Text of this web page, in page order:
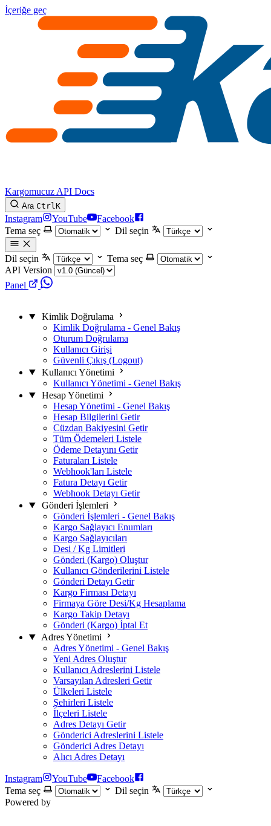
İçeriğe geç
Kargomucuz API Docs
Ara CtrlK
Instagram YouTube
Facebook
Tema seç
Dil seçin
Dil seçin
Tema seç
API Version
Panel
Kimlik Doğrulama
Kimlik Doğrulama - Genel Bakış
Oturum Doğrulama
Kullanıcı Girişi
Güvenli Çıkış (Logout)
Kullanıcı Yönetimi
Kullanıcı Yönetimi - Genel Bakış
Hesap Yönetimi
Hesap Yönetimi - Genel Bakış
Hesap Bilgilerini Getir
Cüzdan Bakiyesini Getir
Tüm Ödemeleri Listele
Ödeme Detayını Getir
Faturaları Listele
Webhook'ları Listele
Fatura Detayı Getir
Webhook Detayı Getir
Gönderi İşlemleri
Gönderi İşlemleri - Genel Bakış
Kargo Sağlayıcı Enumları
Kargo Sağlayıcıları
Desi / Kg Limitleri
Gönderi (Kargo) Oluştur
Kullanıcı Gönderilerini Listele
Gönderi Detayı Getir
Kargo Firması Detayı
Firmaya Göre Desi/Kg Hesaplama
Kargo Takip Detayı
Gönderi (Kargo) İptal Et
Adres Yönetimi
Adres Yönetimi - Genel Bakış
Yeni Adres Oluştur
Kullanıcı Adreslerini Listele
Varsayılan Adresleri Getir
Ülkeleri Listele
Şehirleri Listele
İlçeleri Listele
Adres Detayı Getir
Gönderici Adreslerini Listele
Gönderici Adres Detayı
Alıcı Adres Detayı
Instagram YouTube
Facebook
Tema seç
Dil seçin
Powered by